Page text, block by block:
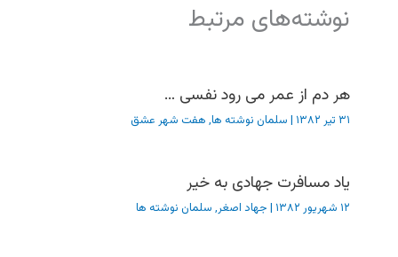
نوشته‌های مرتبط
هر دم از عمر می رود نفسی …
۳۱ تیر ۱۳۸۲ | سلمان نوشته ها, هفت شهر عشق
یاد مسافرت جهادی به خیر
۱۲ شهریور ۱۳۸۲ | جهاد اصغر, سلمان نوشته ها